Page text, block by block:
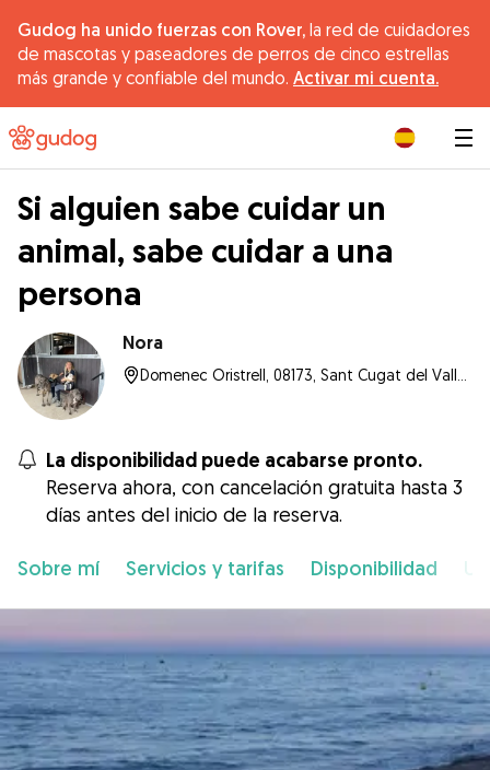
Gudog ha unido fuerzas con Rover, la red de cuidadores
de mascotas y paseadores de perros de cinco estrellas
más grande y confiable del mundo. Activar mi cuenta.
Si alguien sabe cuidar un
animal, sabe cuidar a una
persona
Nora
La disponibilidad puede acabarse pronto.
Reserva ahora, con cancelación gratuita hasta 3
días antes del inicio de la reserva.
Sobre mí Servicios y tarifas Disponibilidad